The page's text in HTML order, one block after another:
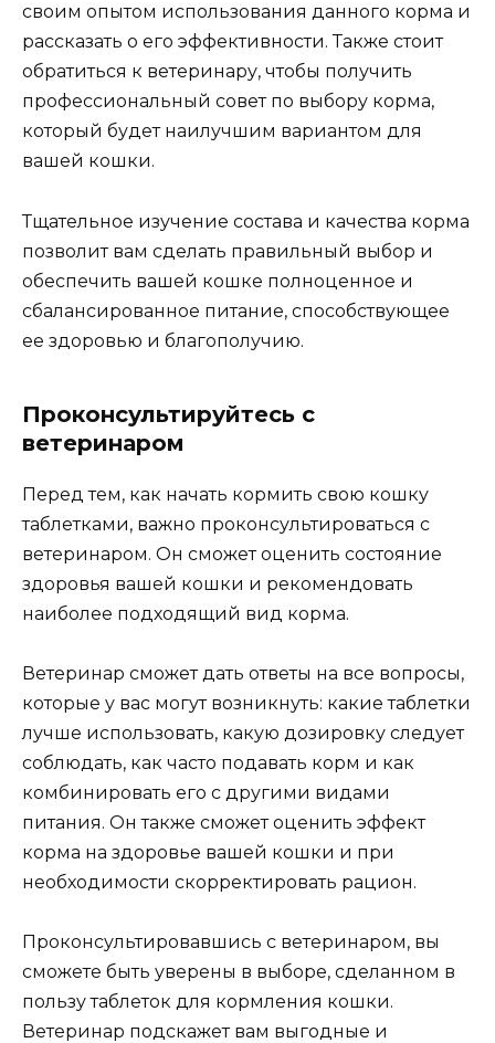
своим опытом использования данного корма и
рассказать о его эффективности. Также стоит
обратиться к ветеринару, чтобы получить
профессиональный совет по выбору корма,
который будет наилучшим вариантом для
вашей кошки.
Тщательное изучение состава и качества корма
позволит вам сделать правильный выбор и
обеспечить вашей кошке полноценное и
сбалансированное питание, способствующее
ее здоровью и благополучию.
Проконсультируйтесь с
ветеринаром
Перед тем, как начать кормить свою кошку
таблетками, важно проконсультироваться с
ветеринаром. Он сможет оценить состояние
здоровья вашей кошки и рекомендовать
наиболее подходящий вид корма.
Ветеринар сможет дать ответы на все вопросы,
которые у вас могут возникнуть: какие таблетки
лучше использовать, какую дозировку следует
соблюдать, как часто подавать корм и как
комбинировать его с другими видами
питания. Он также сможет оценить эффект
корма на здоровье вашей кошки и при
необходимости скорректировать рацион.
Проконсультировавшись с ветеринаром, вы
сможете быть уверены в выборе, сделанном в
пользу таблеток для кормления кошки.
Ветеринар подскажет вам выгодные и